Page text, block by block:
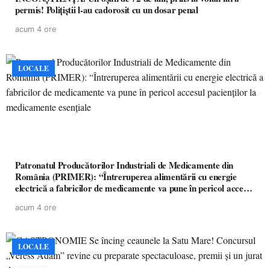
permis! Polițiștii l-au cadorosit cu un dosar penal
acum 4 ore
LOCALE
Patronatul Producătorilor Industriali de Medicamente din
România (PRIMER): “Întreruperea alimentării cu energie
electrică a fabricilor de medicamente va pune în pericol accesul
acum 4 ore
LOCALE